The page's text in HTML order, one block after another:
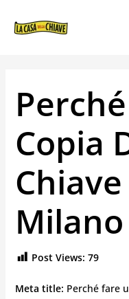
Copia
Milano
Post Views: 79
Meta title: Perché fare
ARTICOLI